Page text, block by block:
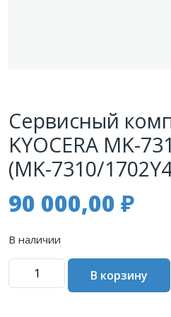
Сервисный
KYOCERA MK-
(MK-7310/
90 000,00 ₽
В наличии
Количество
товара
В корзину